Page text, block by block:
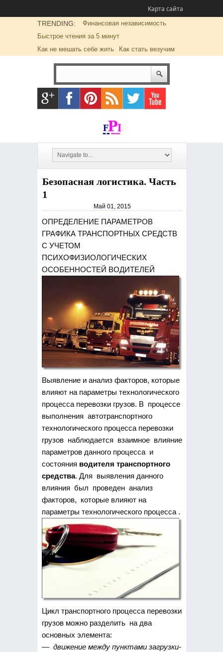
Карта сайта
TRENDING:
Финансовая независимость
Быстрое чтения за 5 минут
Как не мешать себе жить
Как стать везучим
Безопасная логистика. Часть
1
Май 01, 2015
ОПРЕДЕЛЕНИЕ ПАРАМЕТРОВ
ГРАФИКА ТРАНСПОРТНЫХ СРЕДСТВ
С УЧЕТОМ
ПСИХОФИЗИОЛОГИЧЕСКИХ
ОСОБЕННОСТЕЙ ВОДИТЕЛЕЙ
Выявление и анализ факторов, которые
влияют на параметры технологического
процесса перевозки грузов. В процессе
выполнения автотранспортного
технологического процесса перевозки
грузов наблюдается взаимное влияние
параметров данного процесса и
состояния водителя транспортного
средства. Для выявления данного
влияния был проведен анализ
факторов, которые влияют на
параметры технологического процесса .
Цикл транспортного процесса перевозки
грузов можно разделить на два
основных элемента:
— движение между пунктами загрузки-